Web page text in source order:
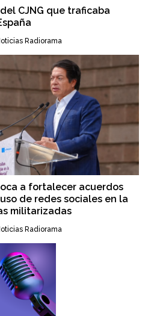
CJNG que traficaba
Radiorama
a fortalecer acuerdos
de redes sociales en la
militarizadas
Radiorama